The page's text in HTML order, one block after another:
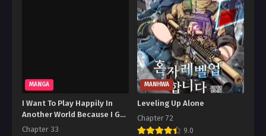
MANGA
I Want To Play Happily In
Another World Because I Got
A Heavenly Castle
Chapter 33
MANHWA
Leveling Up Alone
Chapter 72
9.0